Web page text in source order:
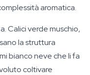
aromatica.
Calici verde muschio,
la struttura
bianco neve che li fa
coltivare